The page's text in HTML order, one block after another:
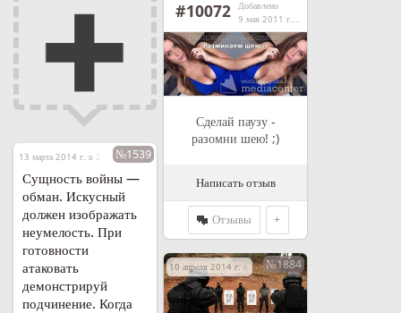
#10072
Добавлено
9 мая 2011 г. в 21:08
Сделай паузу -
разомни шею! ;)
Написать отзыв
Отзывы +
13 марта 2014 г. в 21:33№1539
Сущность войны —
обман. Искусный
должен изображать
неумелость. При
готовности
атаковать
демонстрируй
подчинение. Когда
10 апреля 2014 г. в 21:55№1884